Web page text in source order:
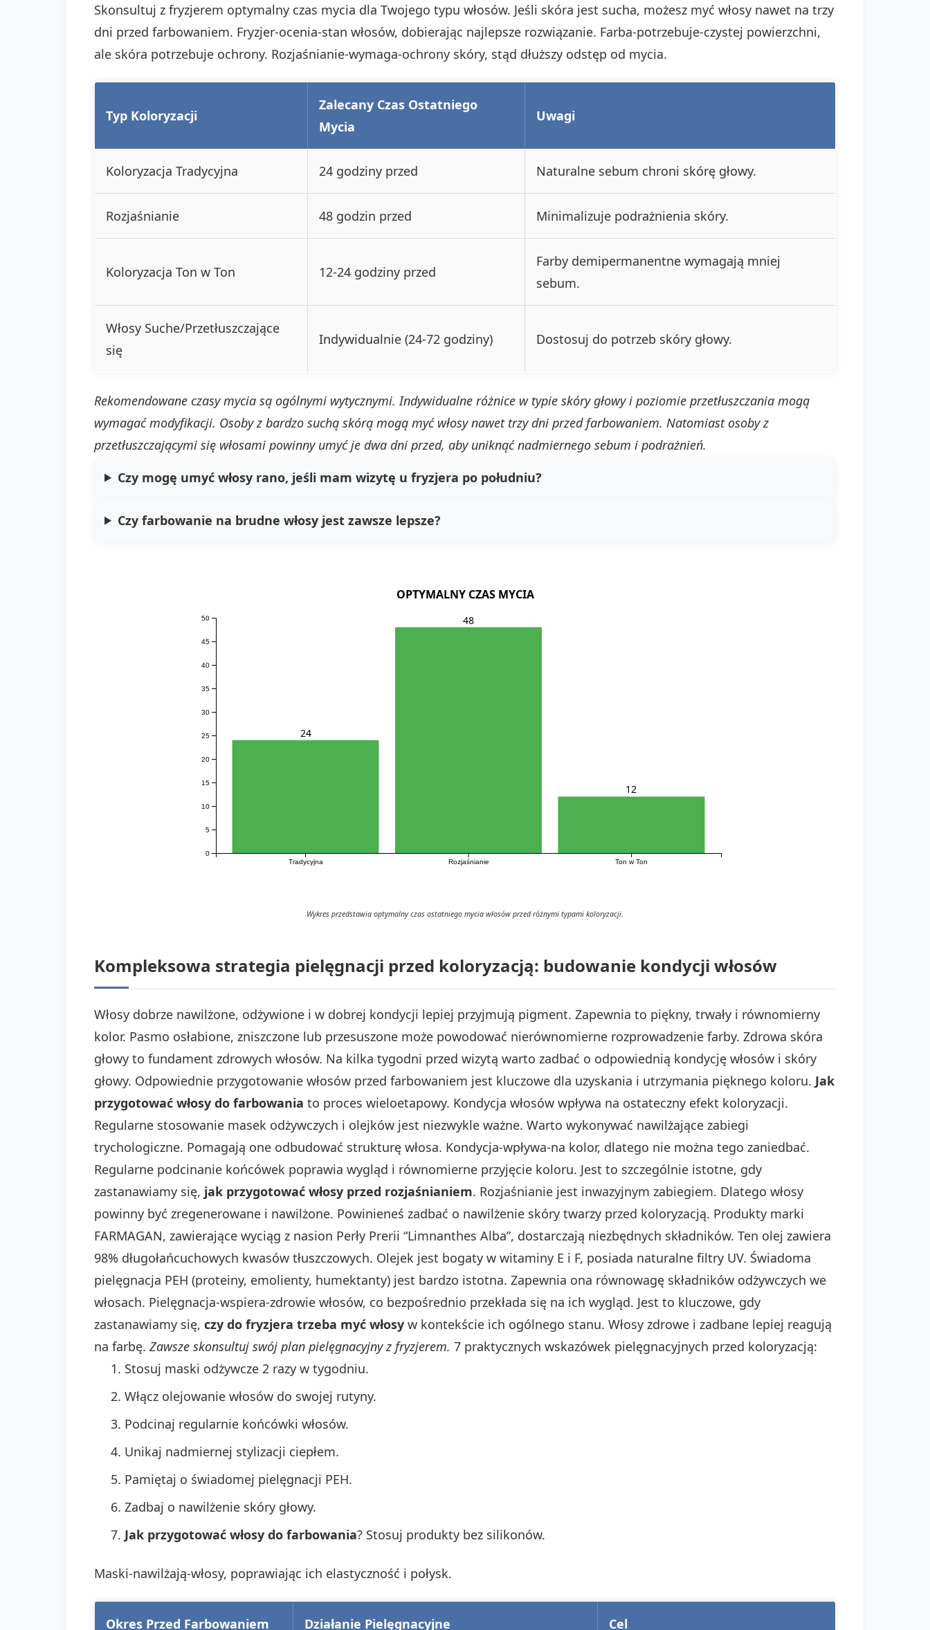
Skonsultuj z fryzjerem optymalny czas mycia dla Twojego typu włosów. Jeśli skóra jest sucha, możesz myć włosy nawet na trzy
dni przed farbowaniem. Fryzjer-ocenia-stan włosów, dobierając najlepsze rozwiązanie. Farba-potrzebuje-czystej powierzchni,
ale skóra potrzebuje ochrony. Rozjaśnianie-wymaga-ochrony skóry, stąd dłuższy odstęp od mycia.
Typ Koloryzacji
Zalecany Czas Ostatniego
Mycia
Uwagi
Koloryzacja Tradycyjna 24 godziny przed Naturalne sebum chroni skórę głowy.
Rozjaśnianie 48 godzin przed Minimalizuje podrażnienia skóry.
Koloryzacja Ton w Ton 12-24 godziny przed
Farby demipermanentne wymagają mniej
sebum.
Włosy Suche/Przetłuszczające
się
Indywidualnie (24-72 godziny) Dostosuj do potrzeb skóry głowy.
Rekomendowane czasy mycia są ogólnymi wytycznymi. Indywidualne różnice w typie skóry głowy i poziomie przetłuszczania mogą
wymagać modyfikacji. Osoby z bardzo suchą skórą mogą myć włosy nawet trzy dni przed farbowaniem. Natomiast osoby z
przetłuszczającymi się włosami powinny umyć je dwa dni przed, aby uniknąć nadmiernego sebum i podrażnień.
Czy mogę umyć włosy rano, jeśli mam wizytę u fryzjera po południu?
Czy farbowanie na brudne włosy jest zawsze lepsze?
OPTYMALNY CZAS MYCIA
Tradycyjna Rozjaśnianie Ton w Ton
0
5
10
15
20
25
30
35
40
45
50
24
48
12
Wykres przedstawia optymalny czas ostatniego mycia włosów przed różnymi typami koloryzacji.
Kompleksowa strategia pielęgnacji przed koloryzacją: budowanie kondycji włosów
Włosy dobrze nawilżone, odżywione i w dobrej kondycji lepiej przyjmują pigment. Zapewnia to piękny, trwały i równomierny
kolor. Pasmo osłabione, zniszczone lub przesuszone może powodować nierównomierne rozprowadzenie farby. Zdrowa skóra
głowy to fundament zdrowych włosów. Na kilka tygodni przed wizytą warto zadbać o odpowiednią kondycję włosów i skóry
głowy. Odpowiednie przygotowanie włosów przed farbowaniem jest kluczowe dla uzyskania i utrzymania pięknego koloru. Jak
przygotować włosy do farbowania to proces wieloetapowy. Kondycja włosów wpływa na ostateczny efekt koloryzacji.
Regularne stosowanie masek odżywczych i olejków jest niezwykle ważne. Warto wykonywać nawilżające zabiegi
trychologiczne. Pomagają one odbudować strukturę włosa. Kondycja-wpływa-na kolor, dlatego nie można tego zaniedbać.
Regularne podcinanie końcówek poprawia wygląd i równomierne przyjęcie koloru. Jest to szczególnie istotne, gdy
zastanawiamy się, jak przygotować włosy przed rozjaśnianiem. Rozjaśnianie jest inwazyjnym zabiegiem. Dlatego włosy
powinny być zregenerowane i nawilżone. Powinieneś zadbać o nawilżenie skóry twarzy przed koloryzacją. Produkty marki
FARMAGAN, zawierające wyciąg z nasion Perły Prerii “Limnanthes Alba”, dostarczają niezbędnych składników. Ten olej zawiera
98% długołańcuchowych kwasów tłuszczowych. Olejek jest bogaty w witaminy E i F, posiada naturalne filtry UV. Świadoma
pielęgnacja PEH (proteiny, emolienty, humektanty) jest bardzo istotna. Zapewnia ona równowagę składników odżywczych we
włosach. Pielęgnacja-wspiera-zdrowie włosów, co bezpośrednio przekłada się na ich wygląd. Jest to kluczowe, gdy
zastanawiamy się, czy do fryzjera trzeba myć włosy w kontekście ich ogólnego stanu. Włosy zdrowe i zadbane lepiej reagują
na farbę. Zawsze skonsultuj swój plan pielęgnacyjny z fryzjerem. 7 praktycznych wskazówek pielęgnacyjnych przed koloryzacją:
Stosuj maski odżywcze 2 razy w tygodniu.
Włącz olejowanie włosów do swojej rutyny.
Podcinaj regularnie końcówki włosów.
Unikaj nadmiernej stylizacji ciepłem.
Pamiętaj o świadomej pielęgnacji PEH.
Zadbaj o nawilżenie skóry głowy.
Jak przygotować włosy do farbowania? Stosuj produkty bez silikonów.
Maski-nawilżają-włosy, poprawiając ich elastyczność i połysk.
Okres Przed Farbowaniem Działanie Pielęgnacyjne Cel